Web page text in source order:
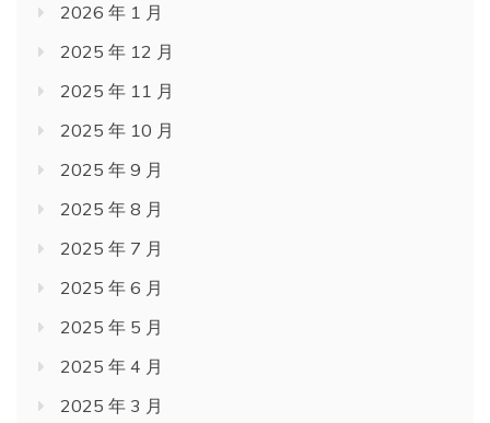
2026 年 1 月
2025 年 12 月
2025 年 11 月
2025 年 10 月
2025 年 9 月
2025 年 8 月
2025 年 7 月
2025 年 6 月
2025 年 5 月
2025 年 4 月
2025 年 3 月